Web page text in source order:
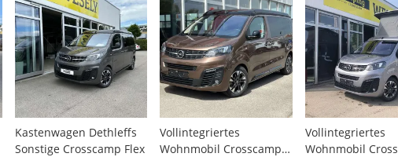
Kastenwagen Dethleffs
Sonstige Crosscamp Flex
Vollintegriertes
Wohnmobil Crosscamp
Vollintegriertes
Wohnmobil